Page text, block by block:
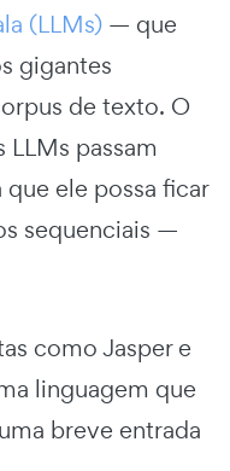
(LLMs) — que
gigantes
de texto. O
passam
ele possa ficar
sequenciais —
como Jasper e
linguagem que
breve entrada